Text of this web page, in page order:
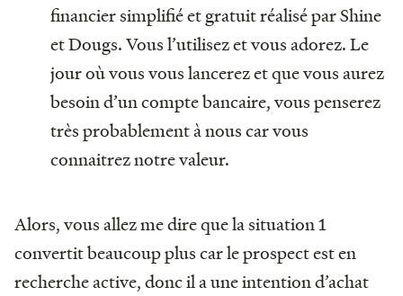
financier simplifié et gratuit réalisé par Shine
et Dougs. Vous l’utilisez et vous adorez. Le
jour où vous vous lancerez et que vous aurez
besoin d’un compte bancaire, vous penserez
très probablement à nous car vous
connaitrez notre valeur.
Alors, vous allez me dire que la situation 1
convertit beaucoup plus car le prospect est en
recherche active, donc il a une intention d’achat